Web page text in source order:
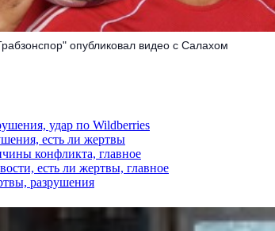
опубликовал видео с Салахом
удар по Wildberries
есть ли жертвы
конфликта, главное
есть ли жертвы, главное
разрушения